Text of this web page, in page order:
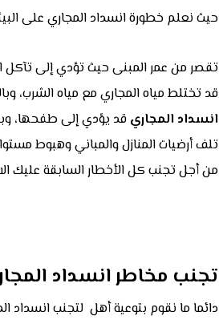
حيث نعلم خطورة انسداد المجاري على
تقصر من عمر المبنى حيث تؤدي إلى تآكل
قد تختلط مياه المجاري مع مياه الشرب،
انسداد المجاري قد يؤدي إلى طفحها،
تلف أرضيات المنازل والمباني وهبوط
من أجل تجنب كل الأخطار السابقة عليك
تجنب مخاطر انسداد
دائما ما نقوم بتوعية أهل لتجنب انسداد